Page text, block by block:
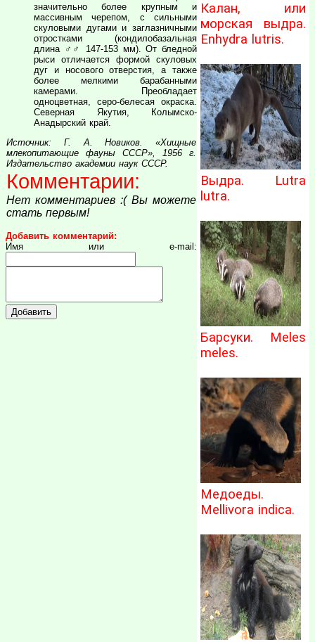
значительно более крупным и
массивным черепом, с сильными
скуловыми дугами и заглазничными
отростками (кондилобазальная
длина ♂♂ 147-153 мм). От бледной
рыси отличается формой скуловых
дуг и носового отверстия, а также
более мелкими барабанными
камерами. Преобладает
одноцветная, серо-белесая окраска.
Северная Якутия, Колымско-
Анадырский край.
Источник: Г. А. Новиков. «Хищные
млекопитающие фауны СССР», 1956 г.
Издательство академии наук СССР.
Комментарии:
Нет комментариев :( Вы можете
стать первым!
Добавить комментарий:
Имя или e-mail:
Калан, или
морская выдра.
Enhydra lutris.
Выдра. Lutra
lutra.
Барсуки. Meles
meles.
Медоеды.
Mellivora indica.